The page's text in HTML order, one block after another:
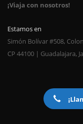
¡Viaja con nosotros!
Estamos en
Simón Bolívar #508,
CP 44100 | Guadalajara,